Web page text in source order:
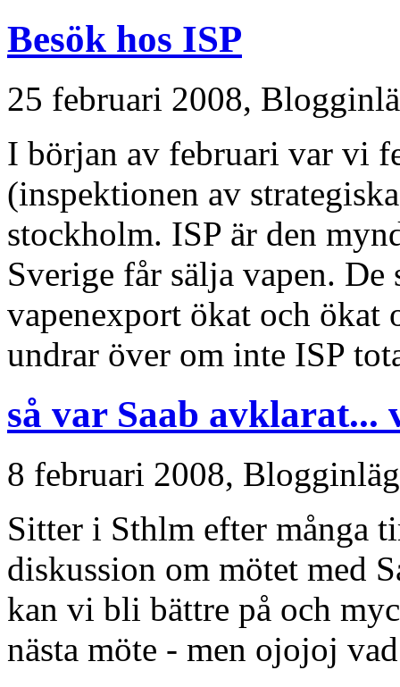
Besök hos ISP
25 februari 2008,
I början av februari var vi
(inspektionen av
stockholm. ISP är den
Sverige får sälja vapen. De
vapenexport ökat och ökat
undrar över om inte ISP
så var Saab avklarat...
8 februari 2008,
Sitter i Sthlm efter många
diskussion om mötet med
kan vi bli bättre på och
nästa möte - men ojojoj